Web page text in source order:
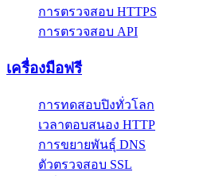
การตรวจสอบ HTTPS
การตรวจสอบ API
เครื่องมือฟรี
การทดสอบปิงทั่วโลก
เวลาตอบสนอง HTTP
การขยายพันธุ์ DNS
ตัวตรวจสอบ SSL